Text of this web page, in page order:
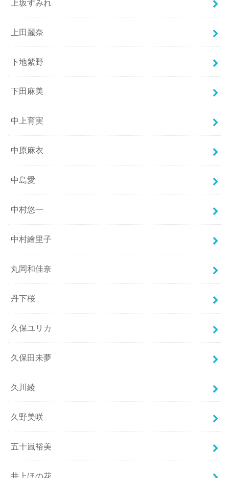
上坂すみれ
上田麗奈
下地紫野
下田麻美
中上育実
中原麻衣
中島愛
中村悠一
中村繪里子
丸岡和佳奈
丹下桜
久保ユリカ
久保田未夢
久川綾
久野美咲
五十嵐裕美
井上ほの花